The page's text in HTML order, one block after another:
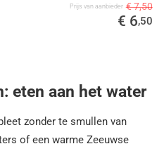
Prijs van aanbieder € 7,50
€ 6,50
eten aan het water
zonder te smullen van
of een warme Zeeuwse